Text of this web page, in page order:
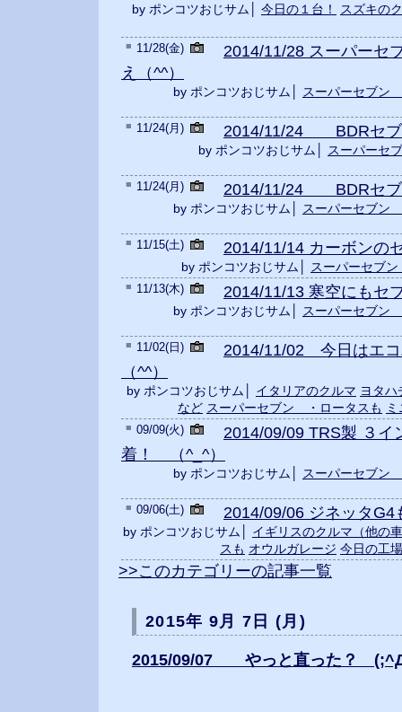
by ポンコツおじサム│ 今日の１台！ スズキの
■ 11/28(金)
2014/11/28 スーパーセ
え（^^）
by ポンコツおじサム│ スーパーセブン
■ 11/24(月) 2014/11/24 BDRセブ
by ポンコツおじサム│ スーパーセ
■ 11/24(月) 2014/11/24 BDRセブ
by ポンコツおじサム│ スーパーセブン
■ 11/15(土) 2014/11/14 カーボンの
by ポンコツおじサム│ スーパーセブ
■ 11/13(木) 2014/11/13 寒空にもセ
by ポンコツおじサム│ スーパーセブン
■ 11/02(日)
2014/11/02 今日はエ
（^^）
by ポンコツおじサム│ イタリアのクルマ ヨタ
など スーパーセブン ・ロータスも
■ 09/09(火)
2014/09/09 TRS製 ３イ
着！ （^_^）
by ポンコツおじサム│ スーパーセブン
■ 09/06(土) 2014/09/06 ジネッタG4
by ポンコツおじサム│ イギリスのクルマ（他の
スも オウルガレージ 今日の工
>>このカテゴリーの記事一覧
2015年 9月 7日 (月)
2015/09/07 やっと直った？